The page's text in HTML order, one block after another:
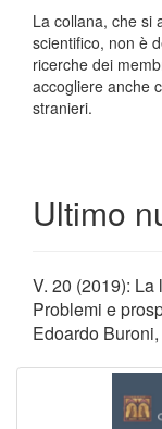
La collana, che si
scientifico, non è
ricerche dei
accogliere anche
stranieri.
Ultimo
V. 20 (2019):
Problemi e
Edoardo